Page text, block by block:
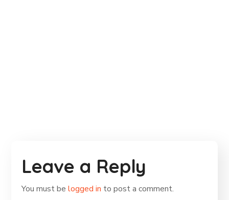
Leave a Reply
You must belogged in to post a comment.